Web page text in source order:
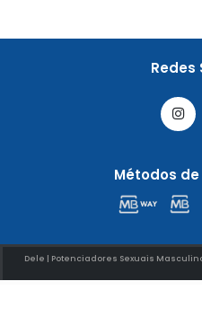
Redes
Métodos
Dele | Potenciadores Sexuais